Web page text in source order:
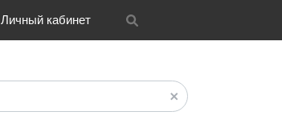
Личный кабинет